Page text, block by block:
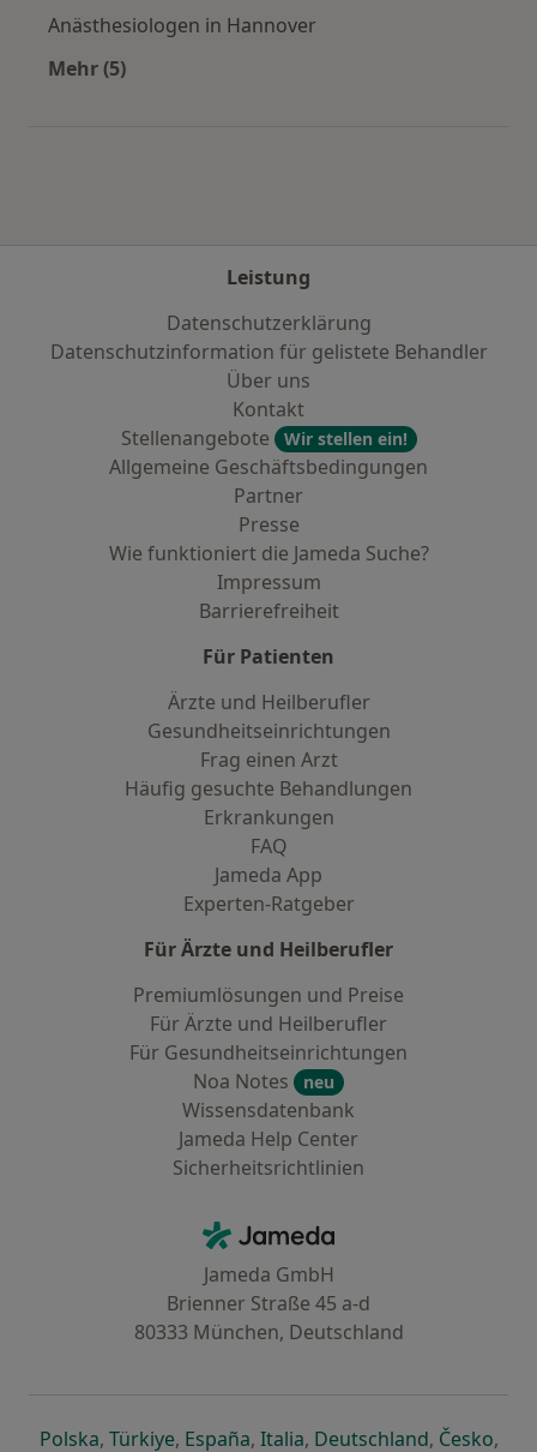
Anästhesiologen in Hannover
Mehr (5)
Leistung
Datenschutzerklärung
Datenschutzinformation für gelistete Behandler
Über uns
Kontakt
Stellenangebote
Wir stellen ein!
Allgemeine Geschäftsbedingungen
Partner
Presse
Wie funktioniert die Jameda Suche?
Impressum
Barrierefreiheit
Für Patienten
Ärzte und Heilberufler
Gesundheitseinrichtungen
Frag einen Arzt
Häufig gesuchte Behandlungen
Erkrankungen
FAQ
Jameda App
Experten-Ratgeber
Für Ärzte und Heilberufler
Premiumlösungen und Preise
Für Ärzte und Heilberufler
Für Gesundheitseinrichtungen
Noa Notes
neu
Wissensdatenbank
Jameda Help Center
Sicherheitsrichtlinien
Jameda - Startseite
Jameda GmbH
Brienner Straße 45 a-d
80333 München, Deutschland
Polskaöffnet in einer neuen Registerkarte
, Türkiyeöffnet in einer neuen Registerkarte
, Españaöffnet in einer neuen
, Italiaöffnet in einer neuen
, Deutschlandöffnet in
, Česko,